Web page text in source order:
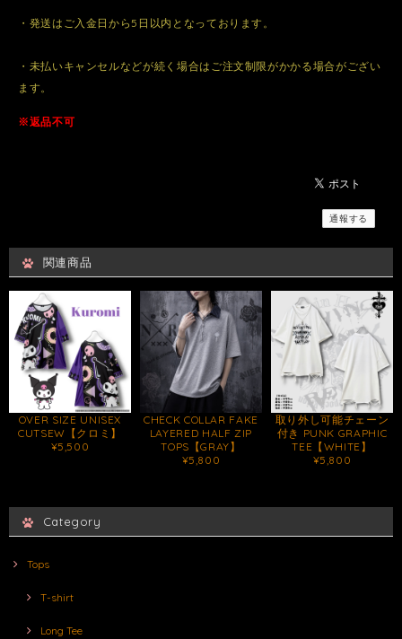
・発送はご入金日から5日以内となっております。
・未払いキャンセルなどが続く場合はご注文制限がかかる場合がござい
ます。
※返品不可
通報する
関連商品
OVER SIZE UNISEX
CUTSEW【クロミ】
¥5,500
CHECK COLLAR FAKE
LAYERED HALF ZIP
TOPS【GRAY】
¥5,800
取り外し可能チェーン
付き PUNK GRAPHIC
TEE【WHITE】
¥5,800
Category
Tops
T-shirt
Long Tee